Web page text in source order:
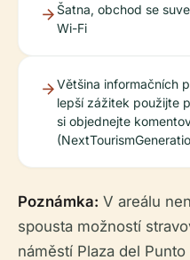
Šatna, obchod se
Wi-Fi
Většina informačních
lepší zážitek použijte
si objednejte
Poznámka: V areálu
spousta možností
náměstí Plaza del